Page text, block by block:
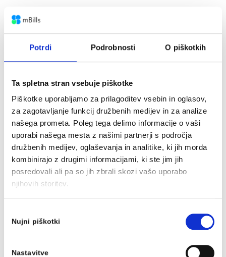
Potrdi Podrobnosti O piškotkih
Ta spletna stran vsebuje piškotke
Piškotke uporabljamo za prilagoditev vsebin in oglasov,
za zagotavljanje funkcij družbenih medijev in za analize
našega prometa. Poleg tega delimo informacije o vaši
uporabi našega mesta z našimi partnerji s področja
družbenih medijev, oglaševanja in analitike, ki jih morda
kombinirajo z drugimi informacijami, ki ste jim jih
posredovali ali pa so jih zbrali skozi vašo uporabo
njihovih storitev.
soglasja
Nujni piškotki
Nastavitve